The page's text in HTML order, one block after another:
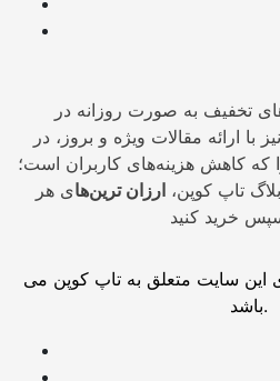
تخفیف به صورت روزانه در
ارائه مقالات ویژه و بروز، در
کاهش هزینه‌های کاربران است؛
تاپ کوپن، ارزان ترین‌های هر
این سایت متعلق به تاپ کوپن می
باشد.